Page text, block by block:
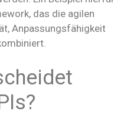
das die agilen
Anpassungsfähigkeit